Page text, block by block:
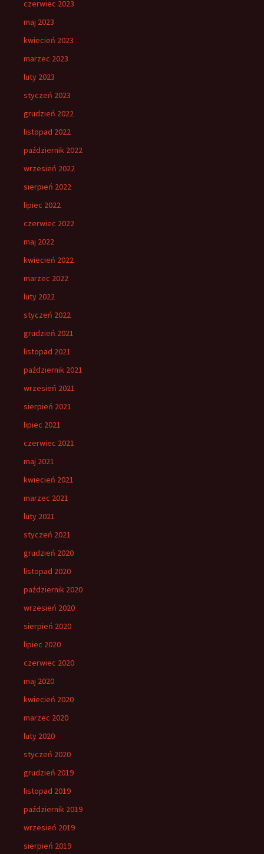
czerwiec 2023
maj 2023
kwiecień 2023
marzec 2023
luty 2023
styczeń 2023
grudzień 2022
listopad 2022
październik 2022
wrzesień 2022
sierpień 2022
lipiec 2022
czerwiec 2022
maj 2022
kwiecień 2022
marzec 2022
luty 2022
styczeń 2022
grudzień 2021
listopad 2021
październik 2021
wrzesień 2021
sierpień 2021
lipiec 2021
czerwiec 2021
maj 2021
kwiecień 2021
marzec 2021
luty 2021
styczeń 2021
grudzień 2020
listopad 2020
październik 2020
wrzesień 2020
sierpień 2020
lipiec 2020
czerwiec 2020
maj 2020
kwiecień 2020
marzec 2020
luty 2020
styczeń 2020
grudzień 2019
listopad 2019
październik 2019
wrzesień 2019
sierpień 2019